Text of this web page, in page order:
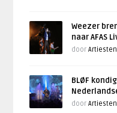
Weezer
naar AFAS
door
BLØF
door